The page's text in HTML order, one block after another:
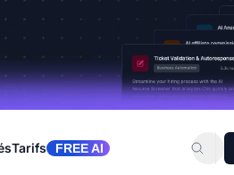
Tarifs FREE AI